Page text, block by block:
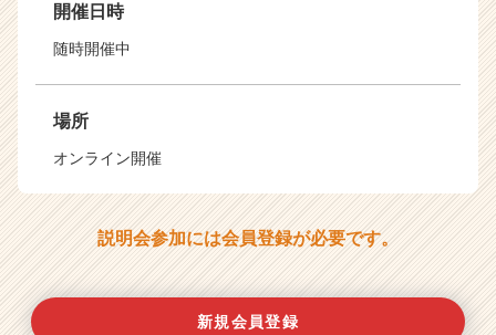
開催日時
随時開催中
場所
オンライン開催
説明会参加には会員登録が必要です。
新規会員登録